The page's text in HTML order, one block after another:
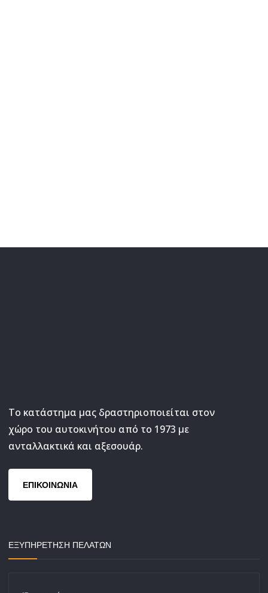
Το κατάστημα μας δραστηριοποιείται στον
χώρο του αυτοκινήτου από το 1973 με
ανταλλακτικά και αξεσουάρ.
ΕΠΙΚΟΙΝΩΝΙΑ
ΕΞΥΠΗΡΕΤΗΣΗ ΠΕΛΑΤΩΝ